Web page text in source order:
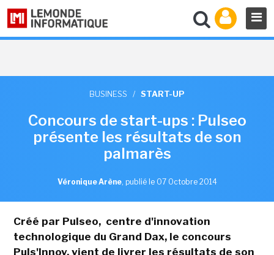
BUSINESS / START-UP
Concours de start-ups : Pulseo
présente les résultats de son
palmarès
Véronique Arène, publié le 07 Octobre 2014
Créé par Pulseo, centre d'innovation
technologique du Grand Dax, le concours
Puls'Innov, vient de livrer les résultats de son